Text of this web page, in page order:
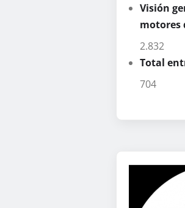
Visión
motores
2.832
Total
704